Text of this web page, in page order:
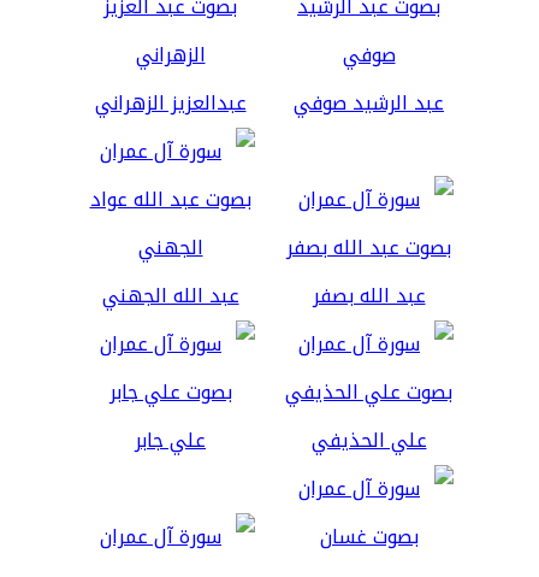
عبد الرشيد صوفي عبدالعزيز الزهراني
عبد الله بصفر عبد الله الجهني
علي الحذيفي علي جابر